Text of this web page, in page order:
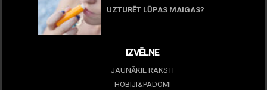
UZTURĒT LŪPAS MAIGAS?
IZVĒLNE
JAUNĀKIE RAKSTI
HOBIJI&PADOMI